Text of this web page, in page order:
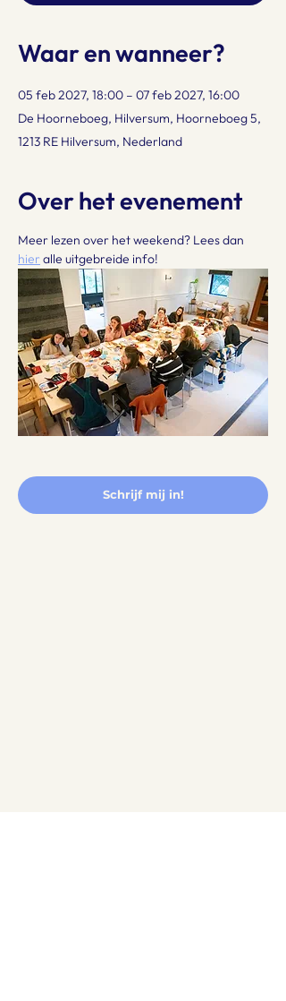
Waar en wanneer?
05 feb 2027, 18:00 – 07 feb 2027, 16:00
De Hoorneboeg, Hilversum, Hoorneboeg 5,
1213 RE Hilversum, Nederland
Over het evenement
Meer lezen over het weekend? Lees dan
hier alle uitgebreide info!
Schrijf mij in!